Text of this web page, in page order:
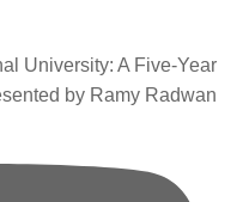
University: A Five-Year
by Ramy Radwan